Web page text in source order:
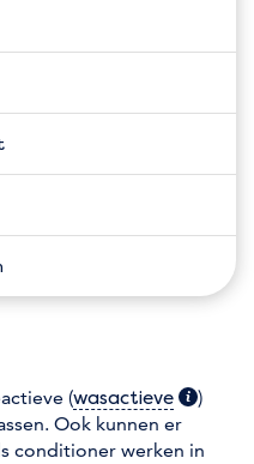
(wasactieve (extra
)
Ook kunnen er
conditioner werken in